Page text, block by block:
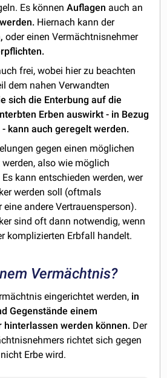
Es können Auflagen auch an
Hiernach kann der
oder einen Vermächtnisnehmer
frei, wobei hier zu beachten
dem nahen Verwandten
sich die Enterbung auf die
Erben auswirkt - in Bezug
kann auch geregelt werden.
gegen einen möglichen
also wie möglich
kann entschieden werden, wer
werden soll (oftmals
andere Vertrauensperson).
sind oft dann notwendig, wenn
komplizierten Erbfall handelt.
Vermächtnis?
eingerichtet werden, in
Gegenstände einem
hinterlassen werden können. Der
richtet sich gegen
Erbe wird.